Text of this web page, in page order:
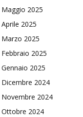
Maggio 2025
Aprile 2025
Marzo 2025
Febbraio 2025
Gennaio 2025
Dicembre 2024
Novembre 2024
Ottobre 2024